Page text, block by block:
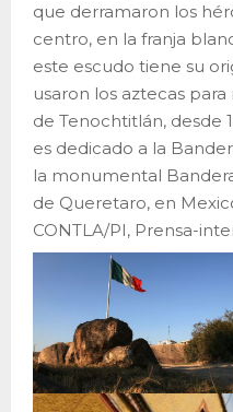
que derramaron los
centro, en la franja
este escudo tiene su
usaron los aztecas
de Tenochtitlán, desde
es dedicado a la
la monumental
de Queretaro, en
CONTLA/PI, Prensa-